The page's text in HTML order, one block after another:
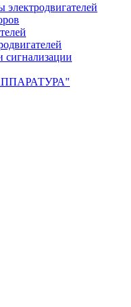
электродвигателей
сигнализации